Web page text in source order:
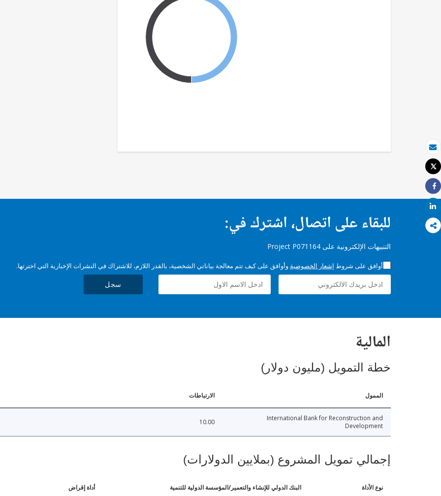
بريد الكتروني
طباعة
Tweet
Share
Share
للبقاء على اتصال، اشترك في:
التنبيهات الإلكترونية على Project P071164
أوافق على شروط إشعار الخصوصية وأوافق على كيف تتم معالجة بياناتي الشخصية، بالقدر اللازم، للاشتراك في النشرات الإخبارية التي اخترتها.
سجل
المالية
خطة التمويل (مليون دولار)
الممول الارتباطات
International Bank for Reconstruction and
Development
10.00
إجمالي تمويل المشروع (بملايين الدولارات)
نوع الأداة البنك الدولي للإنشاء والتعمير/المؤسسة الدولية للتنمية أداة إقراض